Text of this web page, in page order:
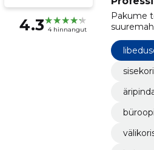
4.3 4 hinnangut
Pakume